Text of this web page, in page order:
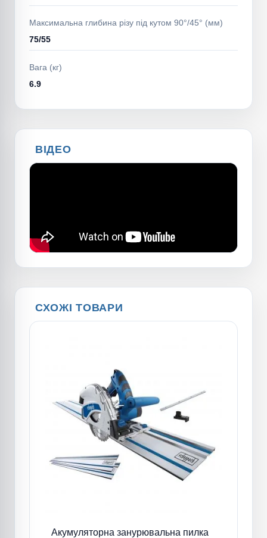
Максимальна глибина різу під кутом 90°/45° (мм)
75/55
Вага (кг)
6.9
ВІДЕО
СХОЖІ ТОВАРИ
Акумуляторна занурювальна пилка